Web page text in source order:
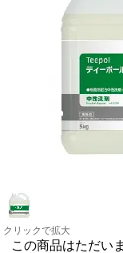
クリックで拡大
この商品はただい